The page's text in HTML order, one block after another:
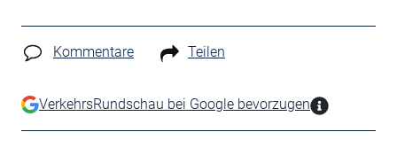
Kommentare Teilen
VerkehrsRundschau bei Google bevorzugen